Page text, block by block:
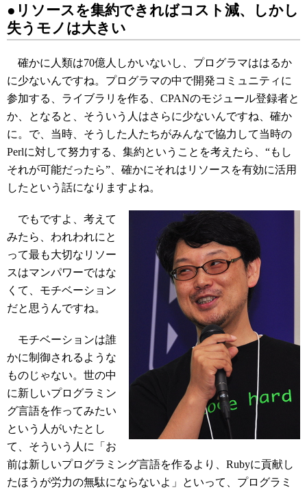
●リソースを集約できればコスト減、しかし
失うモノは大きい
確かに人類は70億人しかいないし、プログラマははるか
に少ないんですね。プログラマの中で開発コミュニティに
参加する、ライブラリを作る、CPANのモジュール登録者と
か、となると、そういう人はさらに少ないんですね、確か
に。で、当時、そうした人たちがみんなで協力して当時の
Perlに対して努力する、集約ということを考えたら、“もし
それが可能だったら”、確かにそれはリソースを有効に活用
したという話になりますよね。
でもですよ、考えて
みたら、われわれにと
って最も大切なリソー
スはマンパワーではな
くて、モチベーション
だと思うんですね。
モチベーションは誰
かに制御されるような
ものじゃない。世の中
に新しいプログラミン
グ言語を作ってみたい
という人がいたとし
て、そういう人に「お
前は新しいプログラミング言語を作るより、Rubyに貢献し
たほうが労力の無駄にならないよ」といって、プログラミ